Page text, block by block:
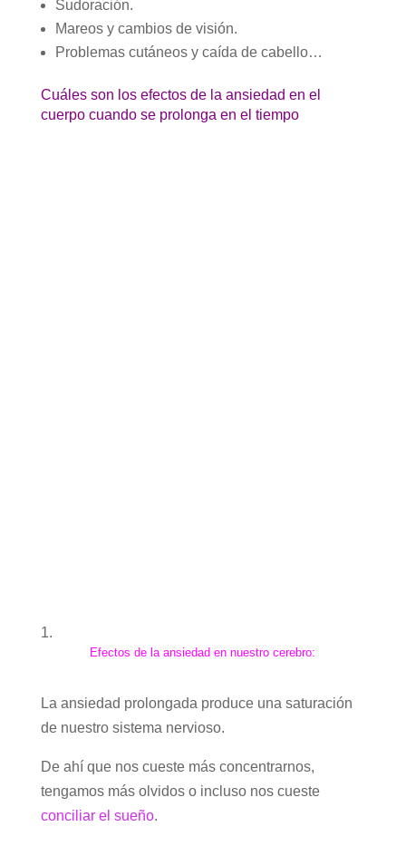
Sudoración.
Mareos y cambios de visión.
Problemas cutáneos y caída de cabello…
Cuáles son los efectos de la ansiedad en el
cuerpo cuando se prolonga en el tiempo
Efectos de la ansiedad en nuestro cerebro:
La ansiedad prolongada produce una saturación
de nuestro sistema nervioso.
De ahí que nos cueste más concentrarnos,
tengamos más olvidos o incluso nos cueste
conciliar el sueño.